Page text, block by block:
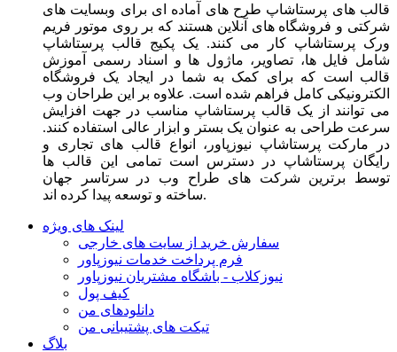
قالب های پرستاشاپ طرح های آماده ای برای وبسایت های
شرکتی و فروشگاه های آنلاین هستند که بر روی موتور فریم
ورک پرستاشاپ کار می کنند. یک پکیج قالب پرستاشاپ
شامل فایل ها، تصاویر، ماژول ها و اسناد رسمی آموزش
قالب است که برای کمک به شما در ایجاد یک فروشگاه
الکترونیکی کامل فراهم شده است. علاوه بر این طراحان وب
می توانند از یک قالب پرستاشاپ مناسب در جهت افزایش
سرعت طراحی به عنوان یک بستر و ابزار عالی استفاده کنند.
در مارکت پرستاشاپ نیوزپاور، انواع قالب های تجاری و
رایگان پرستاشاپ در دسترس است تمامی این قالب ها
توسط برترین شرکت های طراح وب در سرتاسر جهان
ساخته و توسعه پیدا کرده اند.
لینک های ویژه
سفارش خرید از سایت های خارجی
فرم پرداخت خدمات نیوزپاور
نیوزکلاب - باشگاه مشتریان نیوزپاور
کیف پول
دانلودهای من
تیکت های پشتیبانی من
بلاگ